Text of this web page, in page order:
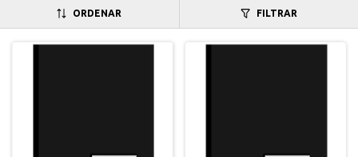
ORDENAR FILTRAR